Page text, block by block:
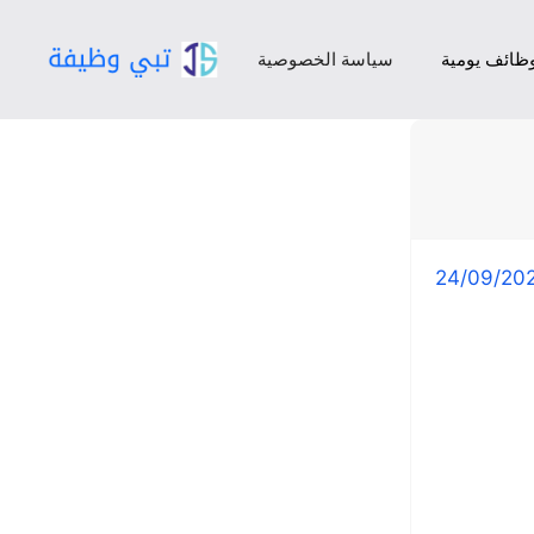
يومية سياسة الخصوصية
24/09/